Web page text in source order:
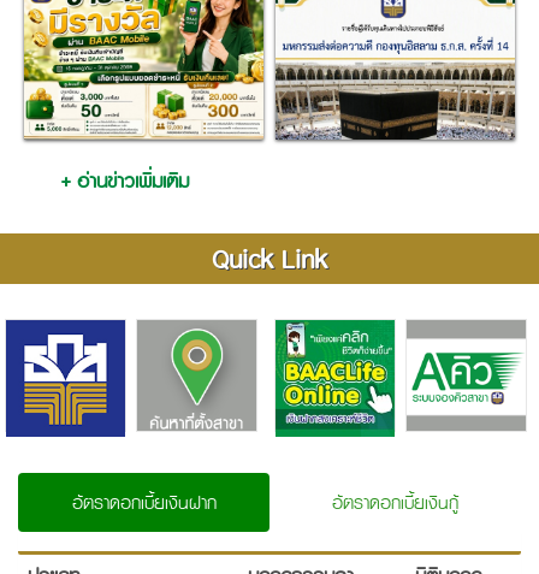
+ อ่านข่าวเพิ่มเติม
Quick Link
อัตราดอกเบี้ยเงินฝาก อัตราดอกเบี้ยเงินกู้